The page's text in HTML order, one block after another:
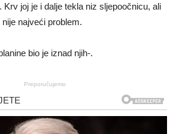
Krv joj je i dalje tekla niz sljepoočnicu, ali
najveći problem.
bio je iznad njih-.
Preporučujemo